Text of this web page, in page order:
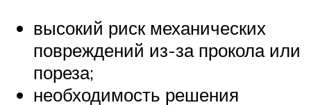
высокий риск механических
повреждений из-за прокола или
пореза;
необходимость решения